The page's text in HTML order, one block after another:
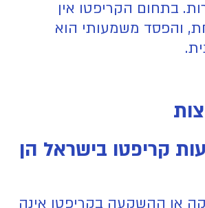
בתחום הקריפטו אין
והפסד משמעותי הוא
קריפטו בישראל הן
או ההשקעה בקריפטו אינה